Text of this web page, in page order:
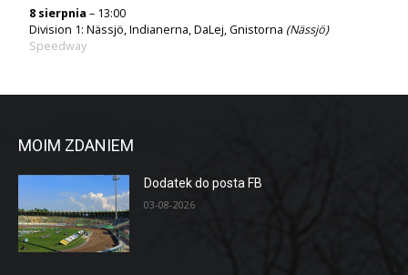
8 sierpnia – 13:00
Division 1: Nässjö, Indianerna, DaLej, Gnistorna (Nässjö)
Speedway
MOIM ZDANIEM
Dodatek do posta FB
03-08-2026